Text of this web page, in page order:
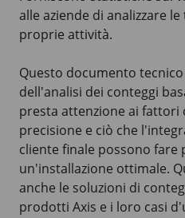
alle aziende di analizzare
proprie attività.
Questo documento
dell'analisi dei conteggi
presta attenzione ai fattori
precisione e ciò che
cliente finale possono fare
un'installazione ottimale.
anche le soluzioni di
prodotti Axis e i loro casi